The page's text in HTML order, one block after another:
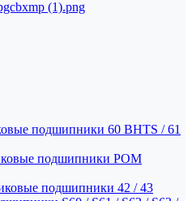
подшипники 60 BHTS / 61
подшипники POM
подшипники 42 / 43